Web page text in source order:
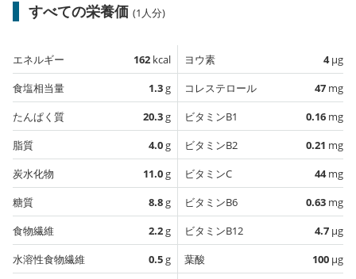
すべての栄養価 (1人分)
エネルギー 162 kcal
食塩相当量
1.3g
たんぱく質
20.3g
脂質
4.0g
炭水化物
11.0g
糖質
8.8g
食物繊維
2.2g
水溶性食物繊維
0.5g
ヨウ素 4µg
コレステロール
47 mg
ビタミンB1
0.16 mg
ビタミンB2
0.21 mg
ビタミンC
44mg
ビタミンB6
0.63 mg
ビタミンB12
4.7 µg
葉酸
100 µg